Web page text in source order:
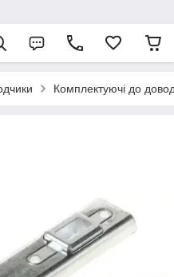
Комплектуючі до